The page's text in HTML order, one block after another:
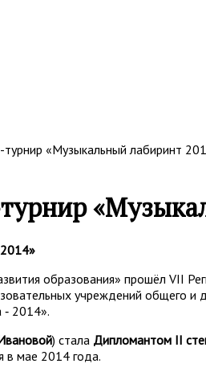
турнир «Музыкальный лабиринт
образования» прошёл VII
учреждений общего
2014».
) стала Дипломантом II
в мае 2014 года.